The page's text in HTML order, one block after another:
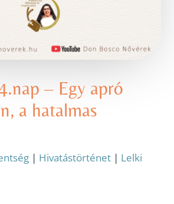
– Egy apró
a hatalmas
| Hivatástörténet | Lelki